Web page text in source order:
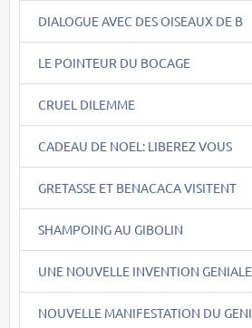
DIALOGUE AVEC DES OISEAUX DE B
LE POINTEUR DU BOCAGE
CRUEL DILEMME
CADEAU DE NOEL: LIBEREZ VOUS
GRETASSE ET BENACACA VISITENT
SHAMPOING AU GIBOLIN
UNE NOUVELLE INVENTION GENIALE
NOUVELLE MANIFESTATION DU GENI